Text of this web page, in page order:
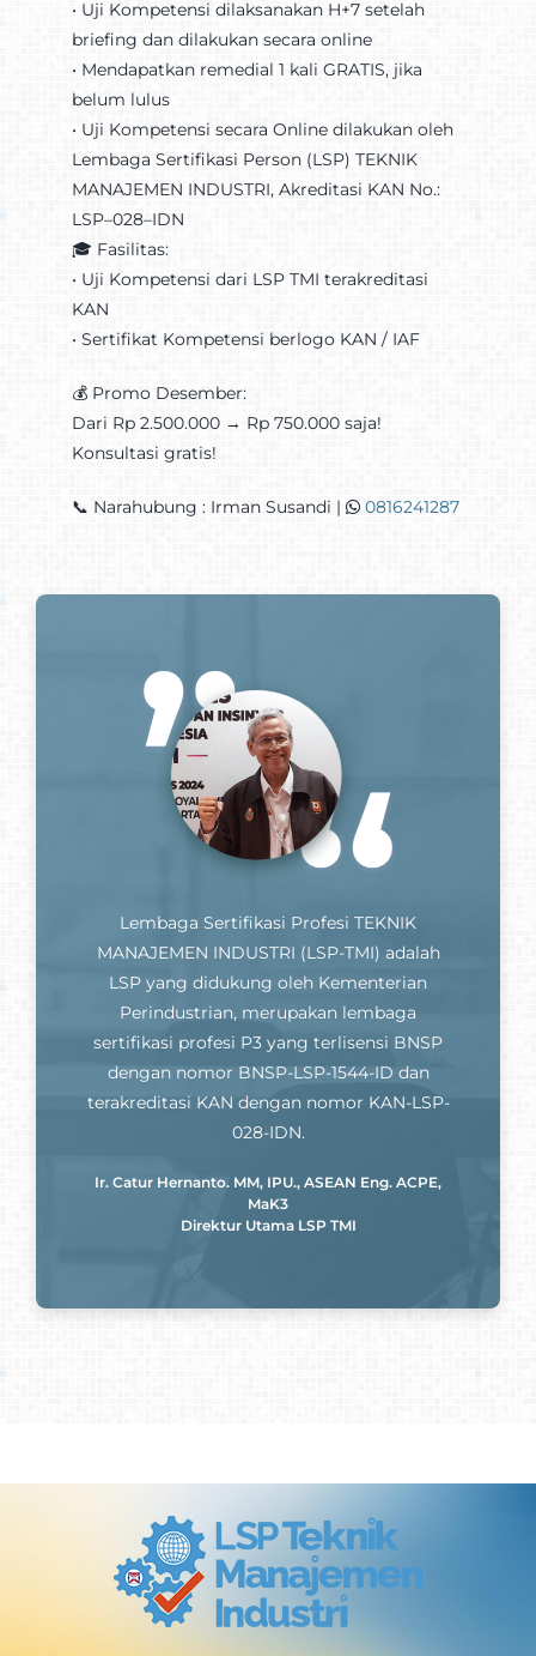
•⁠ ⁠Uji Kompetensi dilaksanakan H+7 setelah
briefing dan dilakukan secara online
•⁠ ⁠Mendapatkan remedial 1 kali GRATIS, jika
belum lulus
•⁠ ⁠Uji Kompetensi secara Online dilakukan oleh
Lembaga Sertifikasi Person (LSP) TEKNIK
MANAJEMEN INDUSTRI, Akreditasi KAN No.:
LSP–028–IDN
🎓 Fasilitas:
•⁠ ⁠Uji Kompetensi dari LSP TMI terakreditasi
KAN
•⁠ ⁠Sertifikat Kompetensi berlogo KAN / IAF
💰 Promo Desember:
Dari Rp 2.500.000 → Rp 750.000 saja!
Konsultasi gratis!
📞 Narahubung : Irman Susandi | 0816241287
Lembaga Sertifikasi Profesi TEKNIK
MANAJEMEN INDUSTRI (LSP-TMI) adalah
LSP yang didukung oleh Kementerian
Perindustrian, merupakan lembaga
sertifikasi profesi P3 yang terlisensi BNSP
dengan nomor BNSP-LSP-1544-ID dan
terakreditasi KAN dengan nomor KAN-LSP-
028-IDN.
Ir. Catur Hernanto. MM, IPU., ASEAN Eng. ACPE,
MaK3
Direktur Utama LSP TMI